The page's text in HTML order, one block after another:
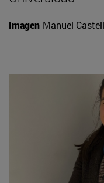
Imagen Manuel